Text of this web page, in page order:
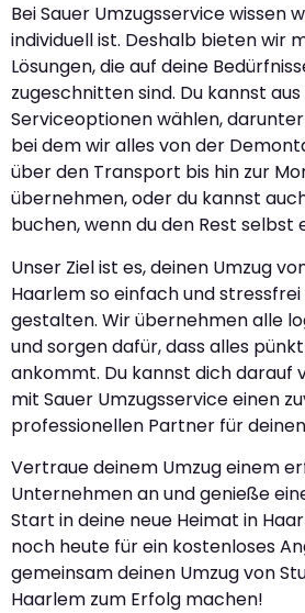
Bei Sauer Umzugsservice wissen
individuell ist. Deshalb bieten wir
Lösungen, die auf deine
zugeschnitten sind. Du kannst
Serviceoptionen wählen,
bei dem wir alles von der
über den Transport bis hin zur
übernehmen, oder du kannst
buchen, wenn du den Rest
Unser Ziel ist es, deinen Umzug
Haarlem so einfach und
gestalten. Wir übernehmen alle
und sorgen dafür, dass alles
ankommt. Du kannst dich darauf
mit Sauer Umzugsservice einen
professionellen Partner für
Vertraue deinem Umzug einem
Unternehmen an und genieße
Start in deine neue Heimat in
noch heute für ein kostenloses
gemeinsam deinen Umzug von
Haarlem zum Erfolg machen!